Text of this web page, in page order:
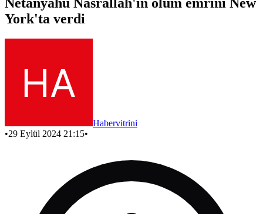
York'ta verdi
Habervitrini
•29 Eylül 2024 21:15•